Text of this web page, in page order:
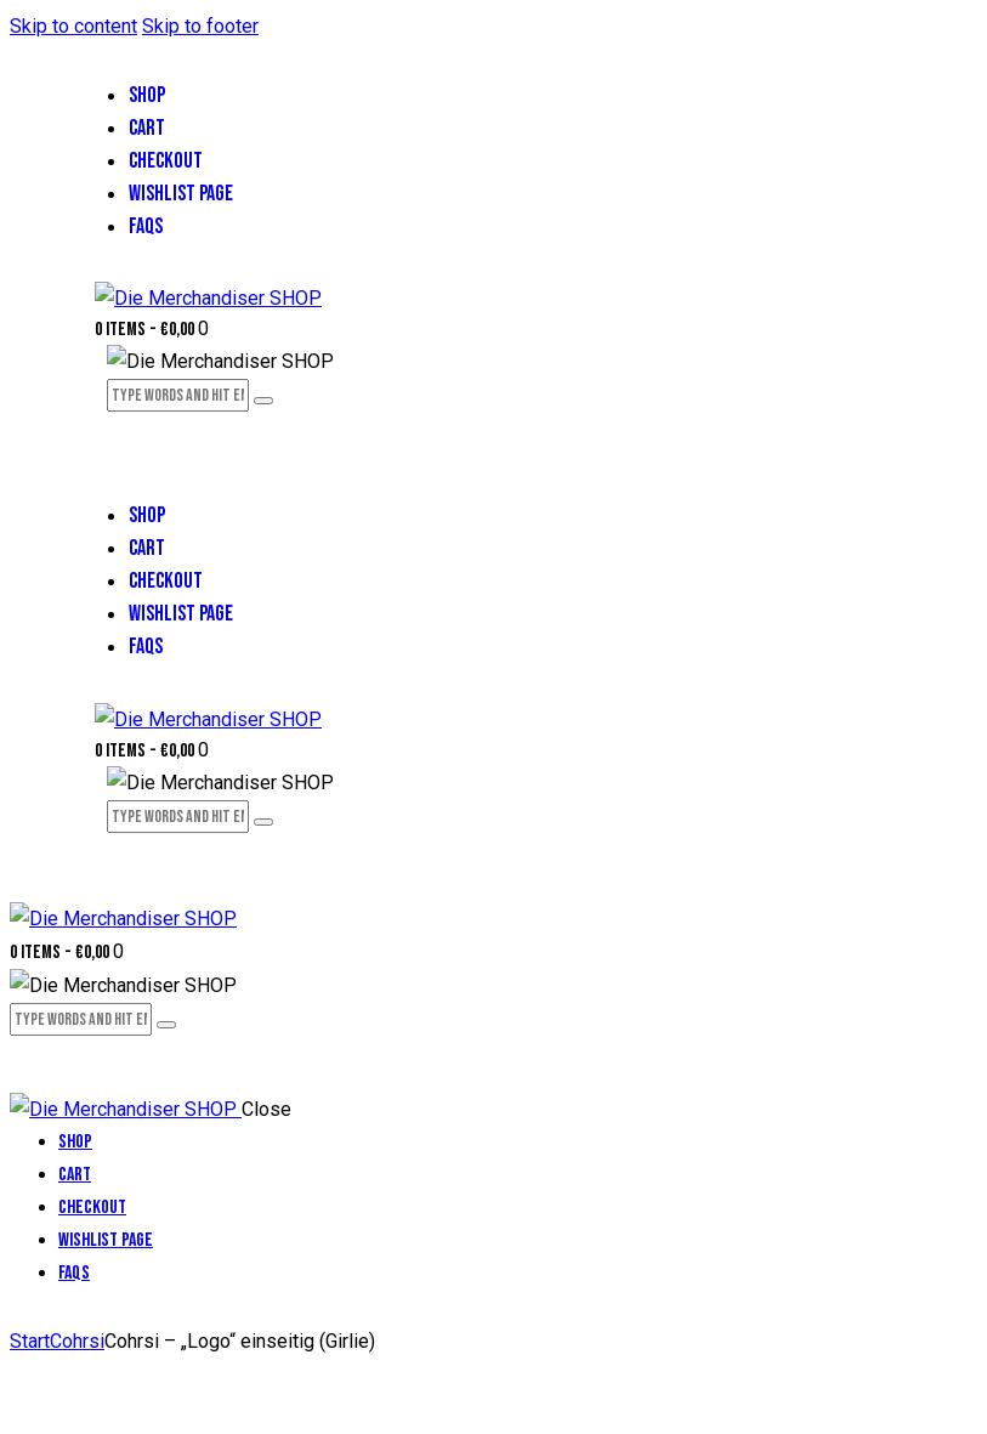
Skip to content Skip to footer
SHOP
CART
CHECKOUT
WISHLIST PAGE
FAQS
0 items - €0,000
SHOP
CART
CHECKOUT
WISHLIST PAGE
FAQS
0 items - €0,000
0 items - €0,000
Close
Shop
Cart
Checkout
Wishlist Page
FAQs
facebook-
twitter-
dribble-
instagram
StartCohrsiCohrsi – „Logo“ einseitig (Girlie)